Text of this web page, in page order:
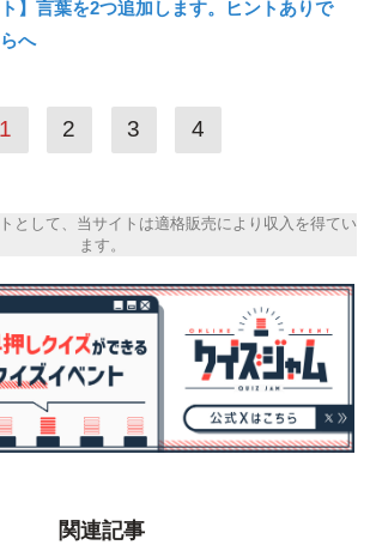
ト】言葉を2つ追加します。ヒントありで
へ
1 2 3 4
として、当サイトは適格販売により収入を得てい
ます。
関連記事